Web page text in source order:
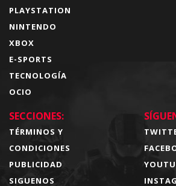
PLAYSTATION
NINTENDO
XBOX
E-SPORTS
TECNOLOGÍA
OCIO
SECCIONES:
TÉRMINOS Y
CONDICIONES
PUBLICIDAD
SIGUENOS